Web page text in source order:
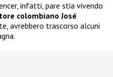
infatti, pare stia vivendo
colombiano José
avrebbero trascorso alcuni